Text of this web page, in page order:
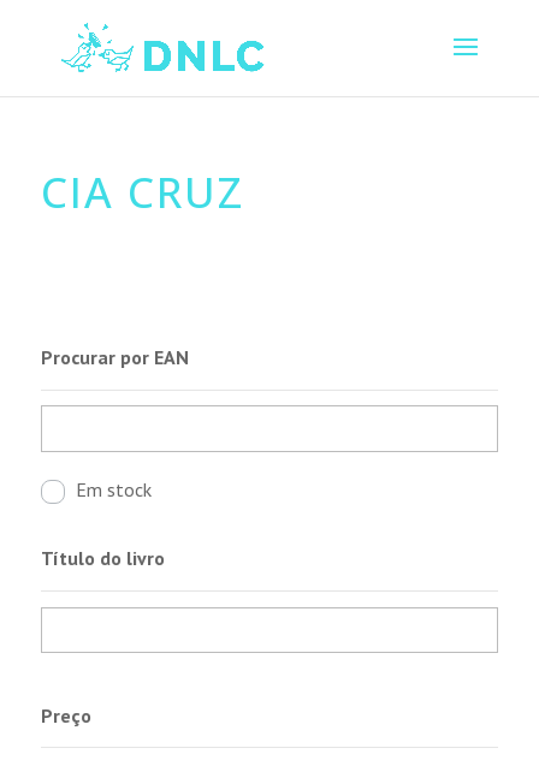
CIA CRUZ
Procurar por EAN
Em stock
Título do livro
Preço